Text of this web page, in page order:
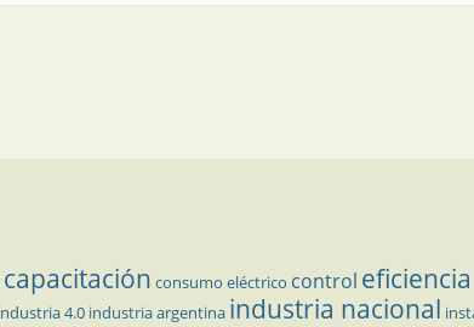
capacitación consumo eléctrico control
4.0 industria argentina industria nacional